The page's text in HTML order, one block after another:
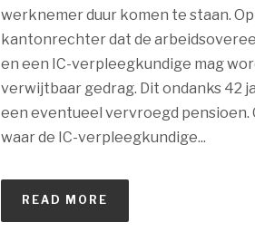
werknemer duur komen te staan.
kantonrechter dat de
en een IC-verpleegkundige mag
verwijtbaar gedrag. Dit ondanks 42
een eventueel vervroegd pensioen.
waar de IC-verpleegkundige...
READ MORE